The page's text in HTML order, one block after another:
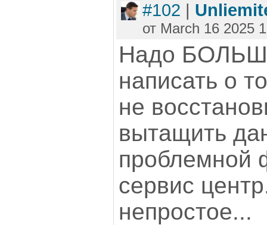
#102 |
от March 16 2025
Надо
написать о
не
вытащить
проблемной
сервис
непростое...